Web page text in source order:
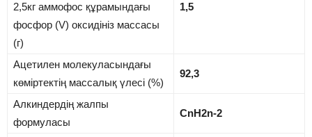
2,5кг аммофос құрамындағы
фосфор (V) оксидініз массасы
(г)
1,5
Ацетилен молекуласындағы
көміртектің массалық үлесі (%)
92,3
Алкиндердің жалпы
формуласы
CnH2n-2